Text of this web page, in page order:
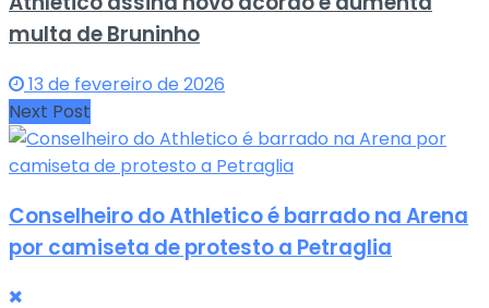
multa de Bruninho
13 de fevereiro de 2026
Next Post
Conselheiro do Athletico é barrado na Arena
por camiseta de protesto a Petraglia